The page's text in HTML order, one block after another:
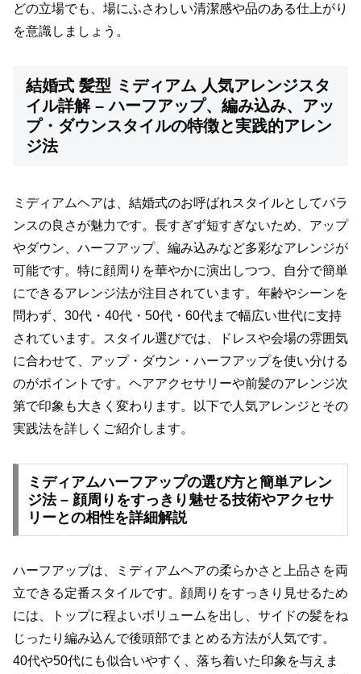
どの立場でも、場にふさわしい清潔感や品のある仕上がり
を意識しましょう。
結婚式 髪型 ミディアム 人気アレンジスタ
イル詳解 – ハーフアップ、編み込み、アッ
プ・ダウンスタイルの特徴と実践的アレン
ジ法
ミディアムヘアは、結婚式のお呼ばれスタイルとしてバラ
ンスの良さが魅力です。長すぎず短すぎないため、アップ
やダウン、ハーフアップ、編み込みなど多彩なアレンジが
可能です。特に顔周りを華やかに演出しつつ、自分で簡単
にできるアレンジ法が注目されています。年齢やシーンを
問わず、30代・40代・50代・60代まで幅広い世代に支持
されています。スタイル選びでは、ドレスや会場の雰囲気
に合わせて、アップ・ダウン・ハーフアップを使い分ける
のがポイントです。ヘアアクセサリーや前髪のアレンジ次
第で印象も大きく変わります。以下で人気アレンジとその
実践法を詳しくご紹介します。
ミディアムハーフアップの選び方と簡単アレン
ジ法 – 顔周りをすっきり魅せる技術やアクセサ
リーとの相性を詳細解説
ハーフアップは、ミディアムヘアの柔らかさと上品さを両
立できる定番スタイルです。顔周りをすっきり見せるため
には、トップに程よいボリュームを出し、サイドの髪をね
じったり編み込んで後頭部でまとめる方法が人気です。
40代や50代にも似合いやすく、落ち着いた印象を与えま